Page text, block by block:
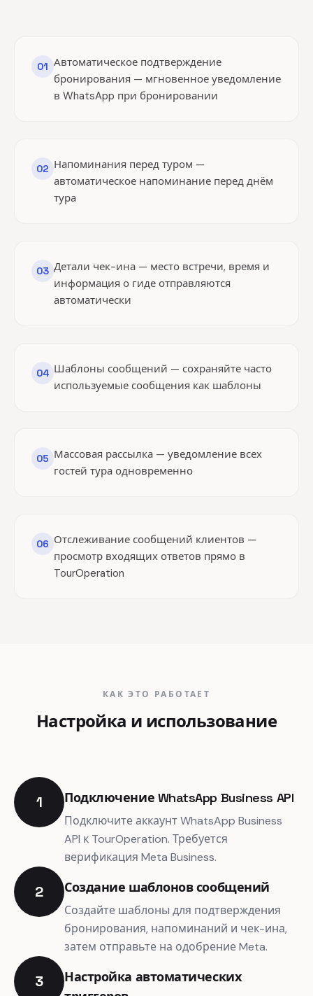
01 Автоматическое подтверждение
бронирования — мгновенное уведомление
в WhatsApp при бронировании
02 Напоминания перед туром —
автоматическое напоминание перед днём
тура
03 Детали чек-ина — место встречи, время и
информация о гиде отправляются
автоматически
04 Шаблоны сообщений — сохраняйте часто
используемые сообщения как шаблоны
05 Массовая рассылка — уведомление всех
гостей тура одновременно
06 Отслеживание сообщений клиентов —
просмотр входящих ответов прямо в
TourOperation
КАК ЭТО РАБОТАЕТ
Настройка и использование
1 Подключение WhatsApp Business API
Подключите аккаунт WhatsApp Business
API к TourOperation. Требуется
верификация Meta Business.
2 Создание шаблонов сообщений
Создайте шаблоны для подтверждения
бронирования, напоминаний и чек-ина,
затем отправьте на одобрение Meta.
3
Настройка автоматических